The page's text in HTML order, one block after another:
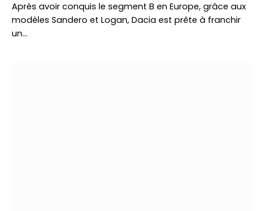
Après avoir conquis le segment B en Europe, grâce aux
modèles Sandero et Logan, Dacia est prête à franchir
un…